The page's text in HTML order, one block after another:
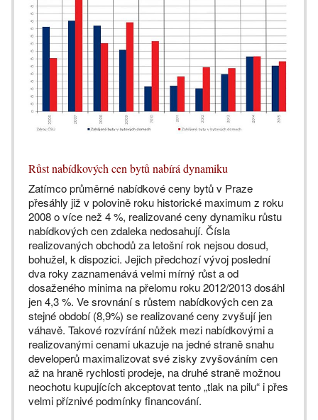
Růst nabídkových cen bytů nabírá dynamiku
Zatímco průměrné nabídkové ceny bytů v Praze
přesáhly již v polovině roku historické maximum z roku
2008 o více než 4 %, realizované ceny dynamiku růstu
nabídkových cen zdaleka nedosahují. Čísla
realizovaných obchodů za letošní rok nejsou dosud,
bohužel, k dispozici. Jejich předchozí vývoj poslední
dva roky zaznamenává velmi mírný růst a od
dosaženého minima na přelomu roku 2012/2013 dosáhl
jen 4,3 %. Ve srovnání s růstem nabídkových cen za
stejné období (8,9%) se realizované ceny zvyšují jen
váhavě. Takové rozvírání nůžek mezi nabídkovými a
realizovanými cenami ukazuje na jedné straně snahu
developerů maximalizovat své zisky zvyšováním cen
až na hraně rychlosti prodeje, na druhé straně možnou
neochotu kupujících akceptovat tento „tlak na pilu“ i přes
velmi příznivé podmínky financování.